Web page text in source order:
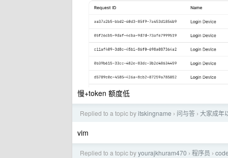
慢+token 额度低
Replied to a topic byitskingname › 问与答 › 大家成年
vim
Replied to a topic byyourajkhuram470 › 程序员 ›